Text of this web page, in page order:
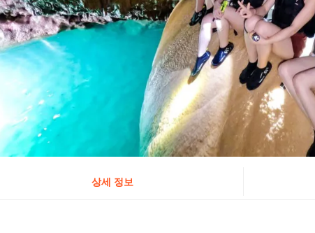
상세 정보